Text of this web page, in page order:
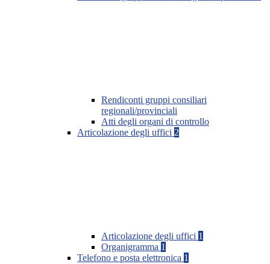
Rendiconti gruppi consiliari
regionali/provinciali
Atti degli organi di controllo
Articolazione degli uffici 2
Articolazione degli uffici 1
Organigramma 1
Telefono e posta elettronica 1